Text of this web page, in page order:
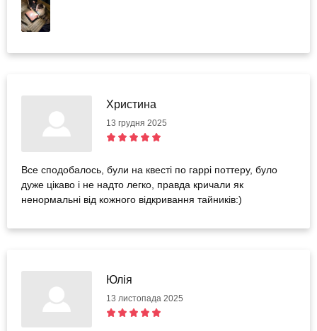
Христина
13 грудня 2025
Все сподобалось, були на квесті по гаррі поттеру, було
дуже цікаво і не надто легко, правда кричали як
ненормальні від кожного відкривання тайників:)
Юлія
13 листопада 2025